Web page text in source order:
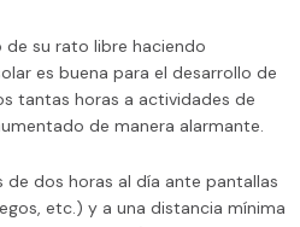
su rato libre haciendo
es buena para el desarrollo de
tantas horas a actividades de
de manera alarmante.
de dos horas al día ante pantallas
etc.) y a una distancia mínima